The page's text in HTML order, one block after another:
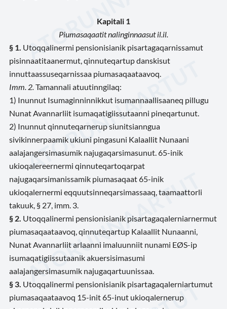
Kapitali 1
Piumasaqaatit nalinginnaasut il.il.
§ 1. Utoqqalinermi pensionisianik pisartagaqarnissamut
pisinnaatitaanermut, qinnuteqartup danskisut
innuttaassuseqarnissaa piumasaqaataavoq.
Imm. 2. Tamannali atuutinngilaq:
1) Inunnut Isumaginninnikkut isumannaallisaaneq pillugu
Nunat Avannarliit isumaqatigiissutaanni pineqartunut.
2) Inunnut qinnuteqarnerup siunitsianngua
sivikinnerpaamik ukiuni pingasuni Kalaallit Nunaani
aalajangersimasumik najugaqarsimasunut. 65-inik
ukioqalereernermi qinnuteqartoqarpat
najugaqarsimanissamik piumasaqaat 65-inik
ukioqalernermi eqquutsinneqarsimassaaq, taamaattorli
takuuk, § 27, imm. 3.
§ 2. Utoqqalinermi pensionisianik pisartagaqalerniarnermut
piumasaqaataavoq, qinnuteqartup Kalaallit Nunaanni,
Nunat Avannarliit arlaanni imaluunniit nunami EØS-ip
isumaqatigiissutaanik akuersisimasumi
aalajangersimasumik najugaqartuunissaa.
§ 3. Utoqqalinermi pensionisianik pisartagaqalerniartumut
piumasaqaataavoq 15-init 65-inut ukioqalernerup